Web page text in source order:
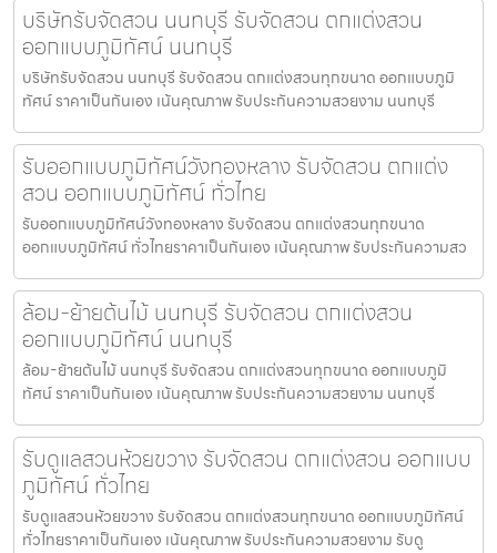
บริษัทรับจัดสวน นนทบุรี รับจัดสวน ตกแต่งสวน
ออกแบบภูมิทัศน์ นนทบุรี
บริษัทรับจัดสวน นนทบุรี รับจัดสวน ตกแต่งสวนทุกขนาด ออกแบบภูมิ
ทัศน์ ราคาเป็นกันเอง เน้นคุณภาพ รับประกันความสวยงาม นนทบุรี
รับออกแบบภูมิทัศน์วังทองหลาง รับจัดสวน ตกแต่ง
สวน ออกแบบภูมิทัศน์ ทั่วไทย
รับออกแบบภูมิทัศน์วังทองหลาง รับจัดสวน ตกแต่งสวนทุกขนาด
ออกแบบภูมิทัศน์ ทั่วไทยราคาเป็นกันเอง เน้นคุณภาพ รับประกันความสว
ล้อม-ย้ายต้นไม้ นนทบุรี รับจัดสวน ตกแต่งสวน
ออกแบบภูมิทัศน์ นนทบุรี
ล้อม-ย้ายต้นไม้ นนทบุรี รับจัดสวน ตกแต่งสวนทุกขนาด ออกแบบภูมิ
ทัศน์ ราคาเป็นกันเอง เน้นคุณภาพ รับประกันความสวยงาม นนทบุรี
รับดูแลสวนห้วยขวาง รับจัดสวน ตกแต่งสวน ออกแบบ
ภูมิทัศน์ ทั่วไทย
รับดูแลสวนห้วยขวาง รับจัดสวน ตกแต่งสวนทุกขนาด ออกแบบภูมิทัศน์
ทั่วไทยราคาเป็นกันเอง เน้นคุณภาพ รับประกันความสวยงาม รับดู